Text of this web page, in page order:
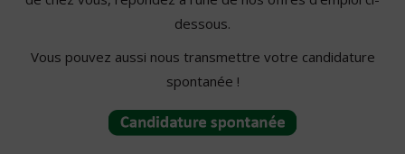
dessous.
Vous pouvez aussi nous transmettre votre candidature
spontanée !